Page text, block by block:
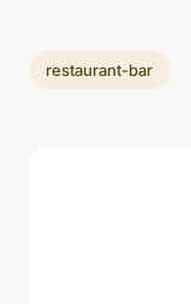
restaurant-bar